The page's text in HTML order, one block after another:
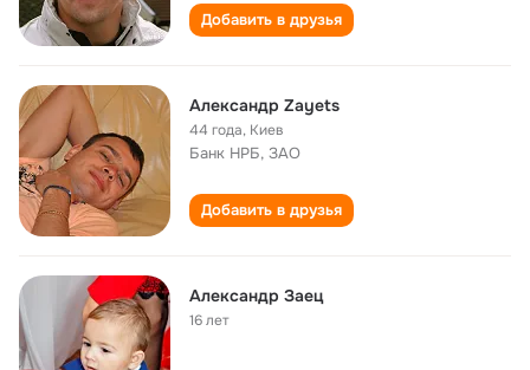
Добавить в друзья
Александр Zayets
44 года, Киев
Банк НРБ, ЗАО
Добавить в друзья
Александр Заец
16 лет